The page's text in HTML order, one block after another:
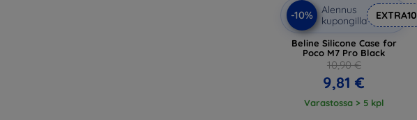
-10%
Alennus
kupongilla
EXTRA10
Beline Silicone Case for
Poco M7 Pro Black
10,90 €
9,81 €
Varastossa > 5 kpl